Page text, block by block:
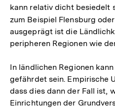
Fußnote
kann relativ dicht besiedelt
zum Beispiel Flensburg
ausgeprägt ist die
peripheren Regionen wie
In ländlichen Regionen
gefährdet sein. Empirische
dass dies dann der Fall ist,
Einrichtungen der